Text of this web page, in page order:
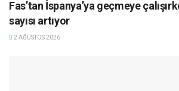
Fas’tan İspanya’ya geçmeye
sayısı artıyor
2 AĞUSTOS 2026